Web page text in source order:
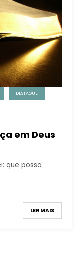
DESTAQUE
em Deus
que possa
LER MAIS